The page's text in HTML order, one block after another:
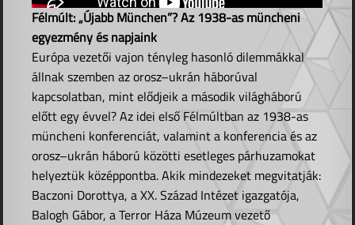
Félmúlt: „Újabb München”? Az 1938-as müncheni
egyezmény és napjaink
Európa vezetői vajon tényleg hasonló dilemmákkal
állnak szemben az orosz–ukrán háborúval
kapcsolatban, mint elődjeik a második világháború
előtt egy évvel? Az idei első Félmúltban az 1938-as
müncheni konferenciát, valamint a konferencia és az
orosz–ukrán háború közötti esetleges párhuzamokat
helyeztük középpontba. Akik mindezeket megvitatják:
Baczoni Dorottya, a XX. Század Intézet igazgatója,
Balogh Gábor, a Terror Háza Múzeum vezető